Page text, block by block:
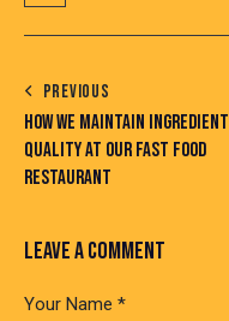
PREVIOUS
HOW WE MAINTAIN INGREDIENT
QUALITY AT OUR FAST FOOD
RESTAURANT
LEAVE A COMMENT